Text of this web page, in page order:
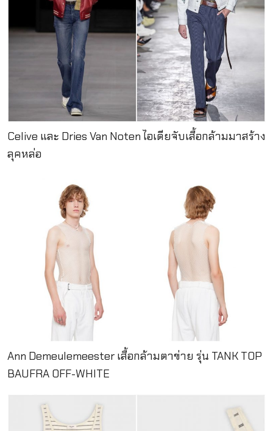
Celive และ Dries Van Noten ไอเดียจับเสื้อกล้ามมาสร้าง
ลุคหล่อ
Ann Demeulemeester เสื้อกล้ามตาข่าย รุ่น TANK TOP
BAUFRA OFF-WHITE